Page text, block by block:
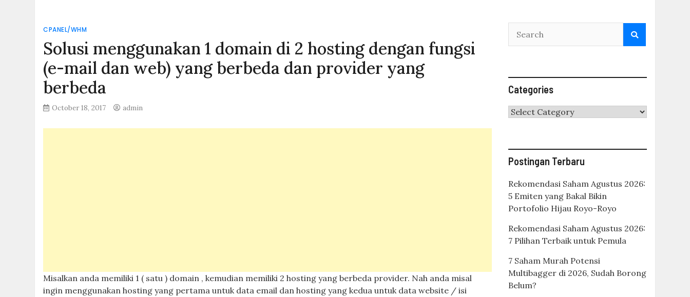
CPANEL/WHM
Solusi menggunakan 1 domain di 2 hosting dengan fungsi
(e-mail dan web) yang berbeda dan provider yang
berbeda
October 18, 2017 admin
Misalkan anda memiliki 1 ( satu ) domain , kemudian memiliki 2 hosting yang berbeda provider. Nah anda misal
ingin menggunakan hosting yang pertama untuk data email dan hosting yang kedua untuk data website / isi
Categories
Categories
Postingan Terbaru
Rekomendasi Saham Agustus 2026:
5 Emiten yang Bakal Bikin
Portofolio Hijau Royo-Royo
Rekomendasi Saham Agustus 2026:
7 Pilihan Terbaik untuk Pemula
7 Saham Murah Potensi
Multibagger di 2026, Sudah Borong
Belum?